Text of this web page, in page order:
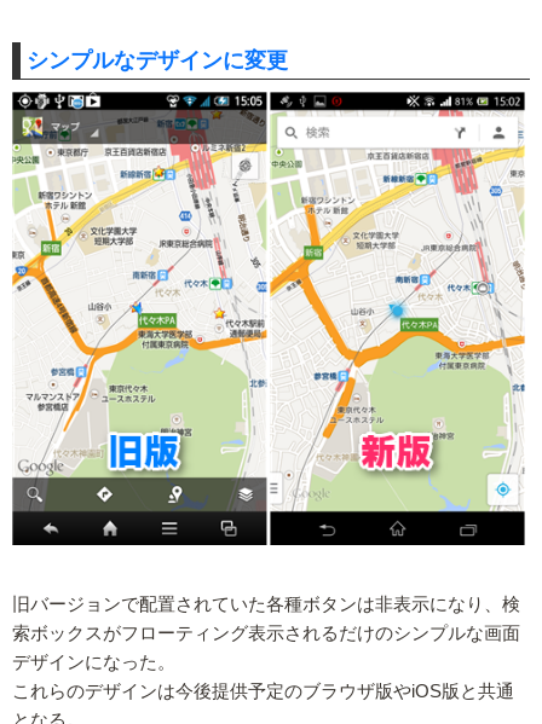
シンプルなデザインに変更
旧バージョンで配置されていた各種ボタンは非表示になり、検
索ボックスがフローティング表示されるだけのシンプルな画面
デザインになった。
これらのデザインは今後提供予定のブラウザ版やiOS版と共通